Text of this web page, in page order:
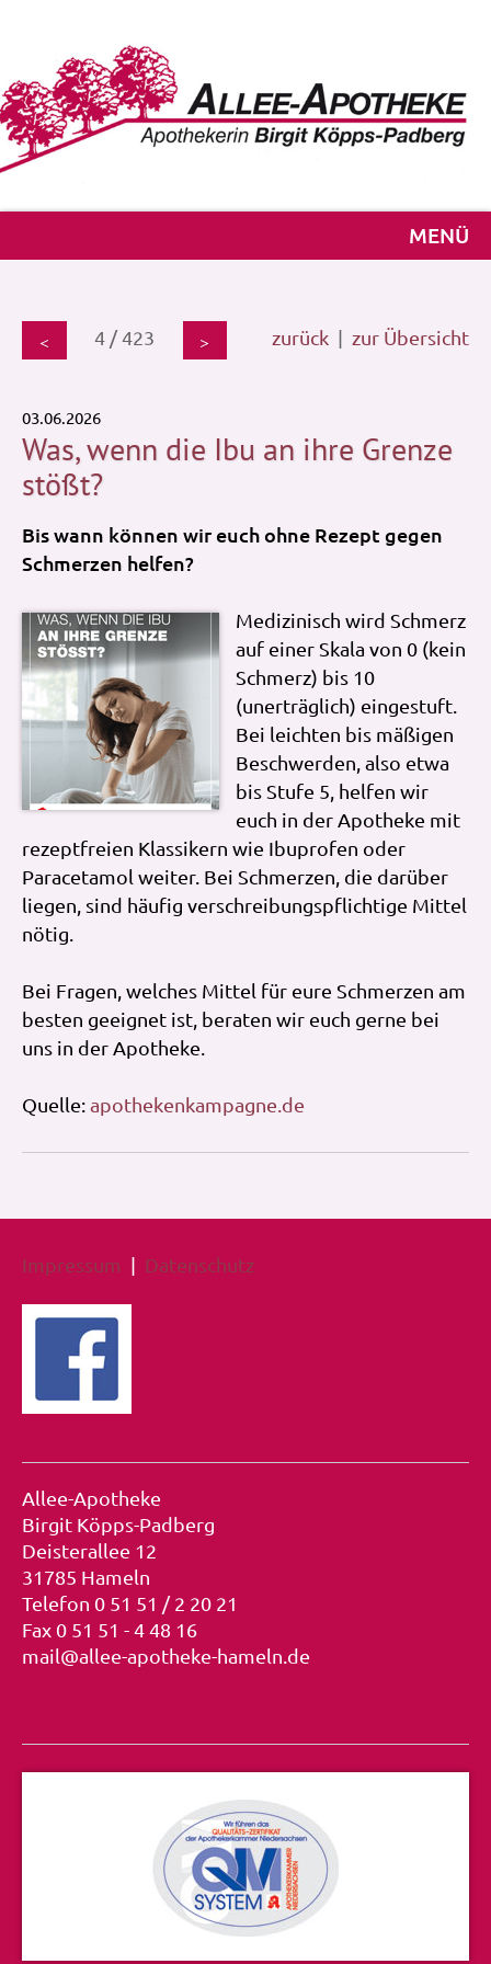
MENÜ
< 4 / 423 > zurück | zur Übersicht
03.06.2026
Was, wenn die Ibu an ihre Grenze
stößt?
Bis wann können wir euch ohne Rezept gegen
Schmerzen helfen?
Medizinisch wird Schmerz
auf einer Skala von 0 (kein
Schmerz) bis 10
(unerträglich) eingestuft.
Bei leichten bis mäßigen
Beschwerden, also etwa
bis Stufe 5, helfen wir
euch in der Apotheke mit
rezeptfreien Klassikern wie Ibuprofen oder
Paracetamol weiter. Bei Schmerzen, die darüber
liegen, sind häufig verschreibungspflichtige Mittel
nötig.
Bei Fragen, welches Mittel für eure Schmerzen am
besten geeignet ist, beraten wir euch gerne bei
uns in der Apotheke.
Quelle:apothekenkampagne.de
Impressum | Datenschutz
Allee-Apotheke
Birgit Köpps-Padberg
Deisterallee 12
31785 Hameln
Telefon 0 51 51 / 2 20 21
Fax 0 51 51 - 4 48 16
mail@allee-apotheke-hameln.de